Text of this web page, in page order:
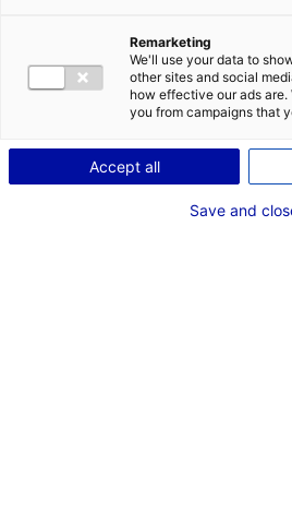
Remarketing
We'll use your data to
other sites and social
how effective our ads
you from campaigns that
Accept all
Save and